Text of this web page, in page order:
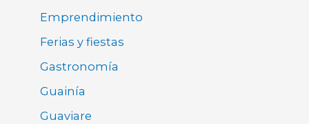
Emprendimiento
Ferias y fiestas
Gastronomía
Guainía
Guaviare